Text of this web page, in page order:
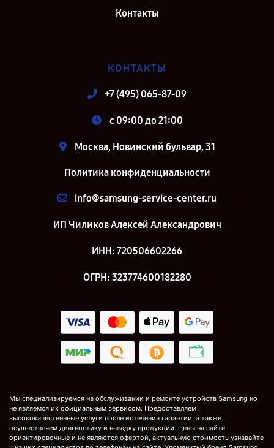
Контакты
КОНТАКТЫ
+7 (495) 065-87-09
c 09:00 до 21:00
Москва, Новинский бульвар, 31
Политика конфиденциальности
info@samsung-service-center.ru
ИП Чиликов Алексей Александрович
ИНН: 720506602266
ОГРН: 323774600182280
Мы специализируемся на обслуживании и ремонте устройств Samsung но
не являемся их официальным сервисом. Предоставляем
высококачественные услуги после истечения гарантии, а также
осуществляем диагностику и наладку продукции. Цены на сайте
ориентировочные и не являются офертой, актуальную стоимость узнавайте